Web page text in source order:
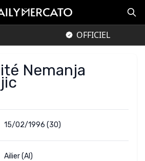
OFFICIEL
Nemanja
15/02/1996 (30)
Ailier (AI)